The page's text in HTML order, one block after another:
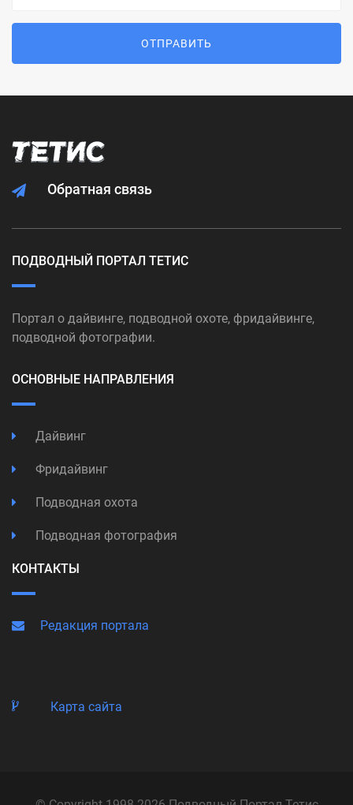
ОТПРАВИТЬ
Обратная связь
ПОДВОДНЫЙ ПОРТАЛ ТЕТИС
Портал о дайвинге, подводной охоте, фридайвинге,
подводной фотографии.
ОСНОВНЫЕ НАПРАВЛЕНИЯ
Дайвинг
Фридайвинг
Подводная охота
Подводная фотография
КОНТАКТЫ
Редакция портала
Карта сайта